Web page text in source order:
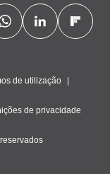
de utilização
de privacidade